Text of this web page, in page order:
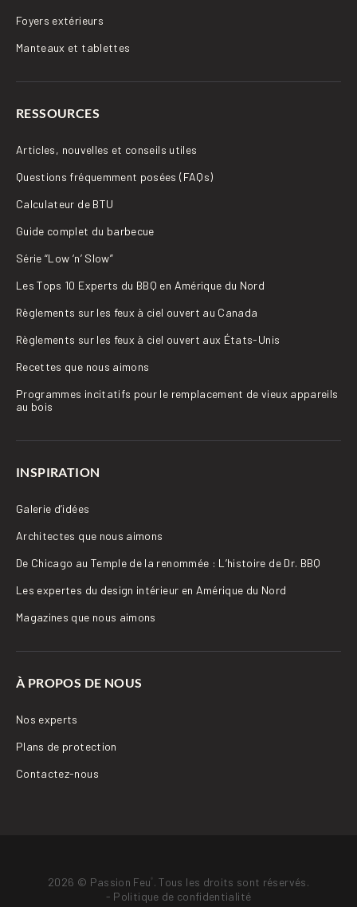
Foyers extérieurs
Manteaux et tablettes
RESSOURCES
Articles, nouvelles et conseils utiles
Questions fréquemment posées (FAQs)
Calculateur de BTU
Guide complet du barbecue
Série “Low ‘n’ Slow”
Les Tops 10 Experts du BBQ en Amérique du Nord
Règlements sur les feux à ciel ouvert au Canada
Règlements sur les feux à ciel ouvert aux États-Unis
Recettes que nous aimons
Programmes incitatifs pour le remplacement de vieux appareils
au bois
INSPIRATION
Galerie d’idées
Architectes que nous aimons
De Chicago au Temple de la renommée : L’histoire de Dr. BBQ
Les expertes du design intérieur en Amérique du Nord
Magazines que nous aimons
À PROPOS DE NOUS
Nos experts
Plans de protection
Contactez-nous
2026 © Passion Feu . Tous les droits sont réservés.
- Politique de confidentialité